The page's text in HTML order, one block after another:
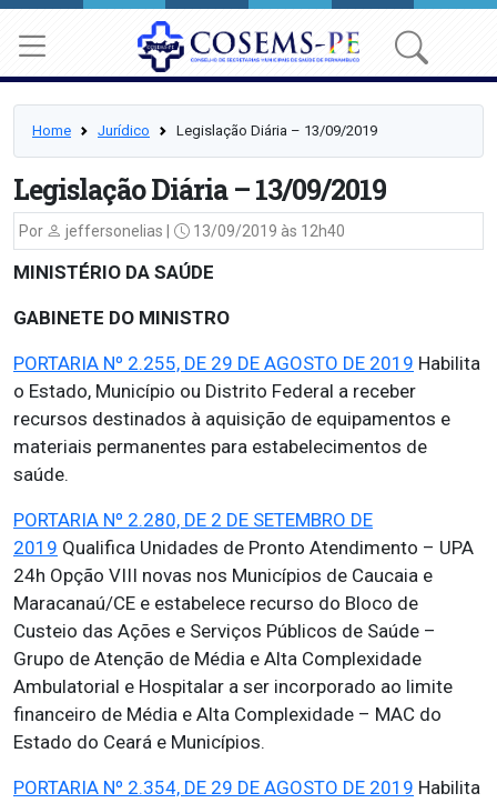
Home Jurídico Legislação Diária – 13/09/2019
Legislação Diária – 13/09/2019
Por jeffersonelias | 13/09/2019 às 12h40
MINISTÉRIO DA SAÚDE
GABINETE DO MINISTRO
PORTARIA Nº 2.255, DE 29 DE AGOSTO DE 2019 Habilita
o Estado, Município ou Distrito Federal a receber
recursos destinados à aquisição de equipamentos e
materiais permanentes para estabelecimentos de
saúde.
PORTARIA Nº 2.280, DE 2 DE SETEMBRO DE
2019 Qualifica Unidades de Pronto Atendimento – UPA
24h Opção VIII novas nos Municípios de Caucaia e
Maracanaú/CE e estabelece recurso do Bloco de
Custeio das Ações e Serviços Públicos de Saúde –
Grupo de Atenção de Média e Alta Complexidade
Ambulatorial e Hospitalar a ser incorporado ao limite
financeiro de Média e Alta Complexidade – MAC do
Estado do Ceará e Municípios.
PORTARIA Nº 2.354, DE 29 DE AGOSTO DE 2019 Habilita